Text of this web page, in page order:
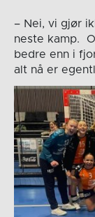
– Nei, vi gjør
neste kamp.
bedre enn i
alt nå er